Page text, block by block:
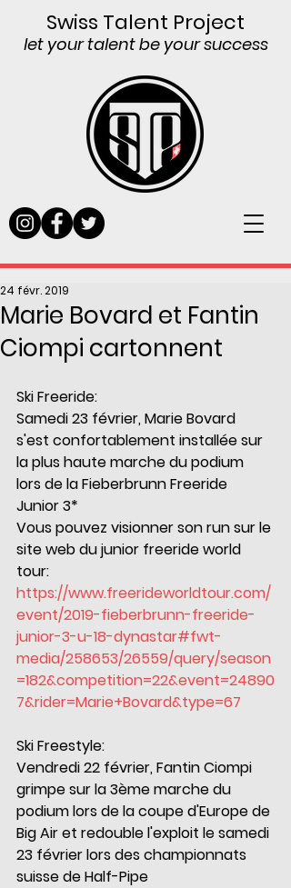
Swiss Talent Project
let your talent be your success
Marie Bovard et Fantin
Ciompi cartonnent
24 févr. 2019
Ski Freeride:
Samedi 23 février, Marie Bovard
s'est confortablement installée sur
la plus haute marche du podium
lors de la Fieberbrunn Freeride
Junior 3*
Vous pouvez visionner son run sur le
site web du junior freeride world
tour:
https://www.freerideworldtour.com/
event/2019-fieberbrunn-freeride-
junior-3-u-18-dynastar#fwt-
media/258653/26559/query/season
=182&competition=22&event=24890
7&rider=Marie+Bovard&type=67
Ski Freestyle:
Vendredi 22 février, Fantin Ciompi
grimpe sur la 3ème marche du
podium lors de la coupe d'Europe de
Big Air et redouble l'exploit le samedi
23 février lors des championnats
suisse de Half-Pipe